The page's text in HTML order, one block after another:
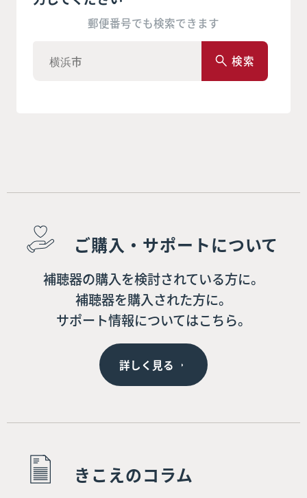
郵便番号でも検索できます
検索
ご購入・サポートについて
補聴器の購入を検討されている方に。
補聴器を購入された方に。
サポート情報についてはこちら。
詳しく見る
きこえのコラム